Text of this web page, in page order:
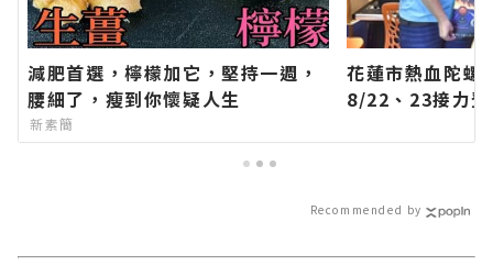
減肥首選，檸檬加它，堅持一週，
腰細了，瘦到你懷疑人生
新素簡
花蓮市熱血陀螺
8/22、23接力
聞報導 最新的
Recommended by